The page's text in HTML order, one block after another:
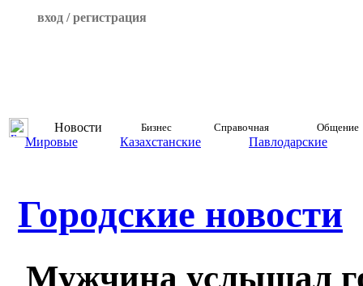
вход / регистрация
Новости Бизнес Справочная Общение
Мировые Казахстанские Павлодарские
Городские новости
Мужчина услышал